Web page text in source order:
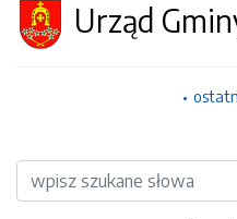
Urząd
Wyszukiwarka